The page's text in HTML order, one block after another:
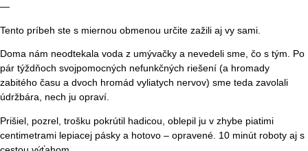
—
Tento príbeh ste s miernou obmenou určite zažili aj vy sami.
Doma nám neodtekala voda z umývačky a nevedeli sme, čo s tým. Po
pár týždňoch svojpomocných nefunkčných riešení (a hromady
zabitého času a dvoch hromád vyliatych nervov) sme teda zavolali
údržbára, nech ju opraví.
Prišiel, pozrel, trošku pokrútil hadicou, oblepil ju v zhybe piatimi
centimetrami lepiacej pásky a hotovo – opravené. 10 minút roboty aj s